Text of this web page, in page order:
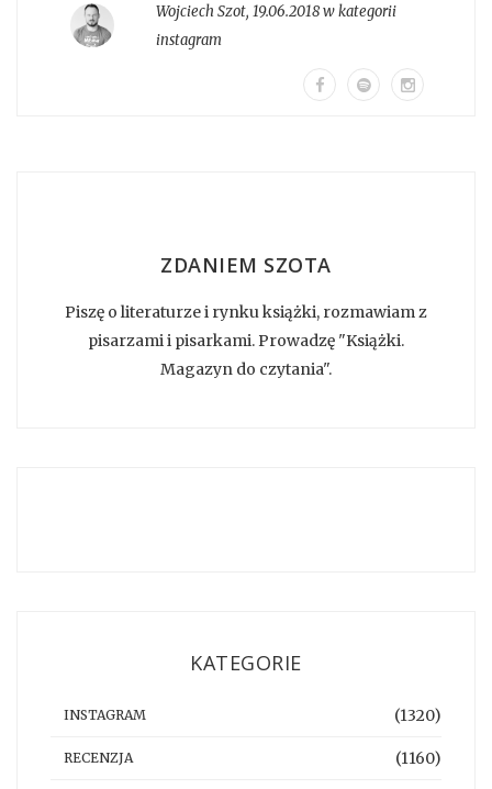
Wojciech Szot, 19.06.2018 w kategorii
instagram
ZDANIEM SZOTA
Piszę o literaturze i rynku książki, rozmawiam z
pisarzami i pisarkami. Prowadzę "Książki.
Magazyn do czytania".
KATEGORIE
INSTAGRAM (1320)
RECENZJA (1160)